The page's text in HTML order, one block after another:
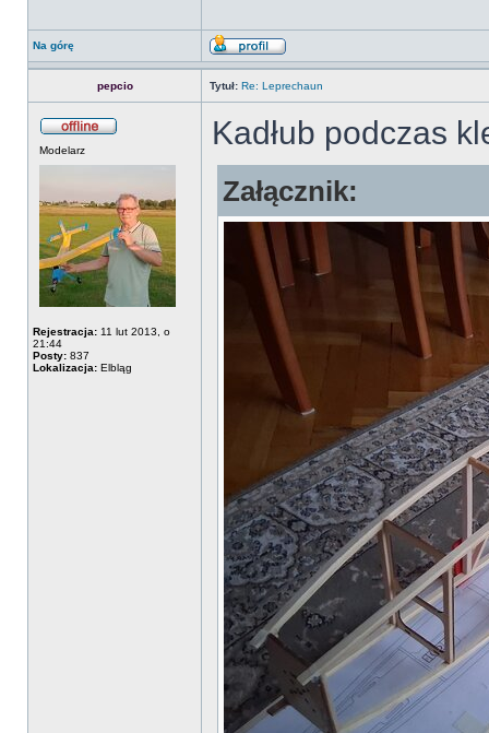
Na górę
pepcio Tytuł: Re: Leprechaun
Modelarz
Rejestracja: 11 lut 2013, o
21:44
Posty: 837
Lokalizacja: Elbląg
Kadłub podczas
Załącznik: